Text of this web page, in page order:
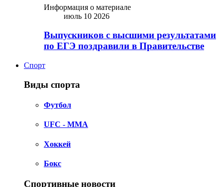
Информация о материале
июль 10 2026
Выпускников с высшими результатами
по ЕГЭ поздравили в Правительстве
Спорт
Виды спорта
Футбол
UFC - MMA
Хоккей
Бокс
Спортивные новости